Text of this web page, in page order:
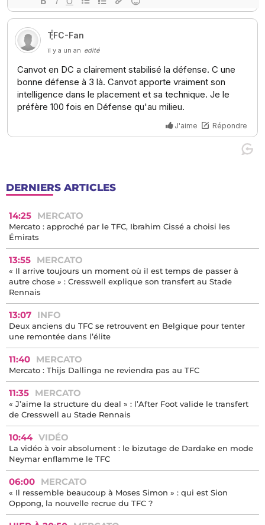
DERNIERS ARTICLES
14:25 MERCATO
Mercato : approché par le TFC, Ibrahim Cissé a choisi les
Émirats
13:55 MERCATO
« Il arrive toujours un moment où il est temps de passer à
autre chose » : Cresswell explique son transfert au Stade
Rennais
13:07 INFO
Deux anciens du TFC se retrouvent en Belgique pour tenter
une remontée dans l’élite
11:40 MERCATO
Mercato : Thijs Dallinga ne reviendra pas au TFC
11:35 MERCATO
« J’aime la structure du deal » : l’After Foot valide le transfert
de Cresswell au Stade Rennais
10:44 VIDÉO
La vidéo à voir absolument : le bizutage de Dardake en mode
Neymar enflamme le TFC
06:00 MERCATO
« Il ressemble beaucoup à Moses Simon » : qui est Sion
Oppong, la nouvelle recrue du TFC ?